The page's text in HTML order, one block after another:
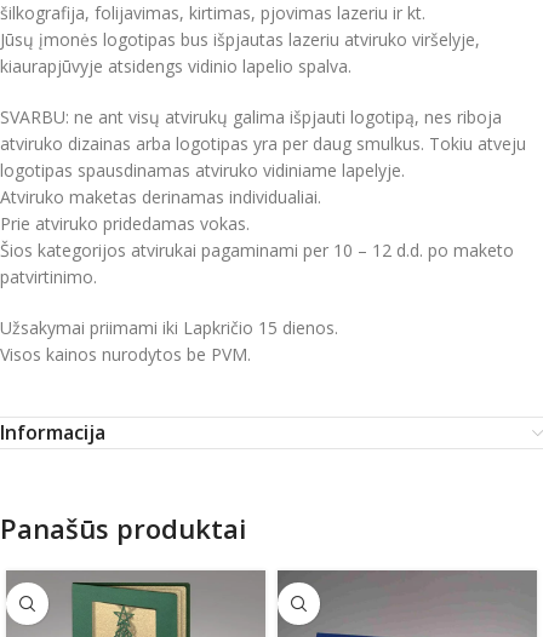
šilkografija, folijavimas, kirtimas, pjovimas lazeriu ir kt.
Jūsų įmonės logotipas bus išpjautas lazeriu atviruko viršelyje,
kiaurapjūvyje atsidengs vidinio lapelio spalva.
SVARBU: ne ant visų atvirukų galima išpjauti logotipą, nes riboja
atviruko dizainas arba logotipas yra per daug smulkus. Tokiu atveju
logotipas spausdinamas atviruko vidiniame lapelyje.
Atviruko maketas derinamas individualiai.
Prie atviruko pridedamas vokas.
Šios kategorijos atvirukai pagaminami per 10 – 12 d.d. po maketo
patvirtinimo.
Užsakymai priimami iki Lapkričio 15 dienos.
Visos kainos nurodytos be PVM.
Informacija
Panašūs produktai